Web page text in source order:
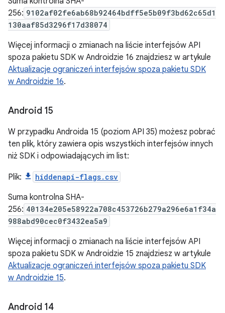
256: 9102af02fe6ab68b92464bdff5e5b09f3bd62c65d1
130aaf85d3296f17d38074
Więcej informacji o zmianach na liście interfejsów API
spoza pakietu SDK w Androidzie 16 znajdziesz w artykule
Aktualizacje ograniczeń interfejsów spoza pakietu SDK
w Androidzie 16.
Android 15
W przypadku Androida 15 (poziom API 35) możesz pobrać
ten plik, który zawiera opis wszystkich interfejsów innych
niż SDK i odpowiadających im list:
Plik: hiddenapi-flags.csv
Suma kontrolna SHA-
256: 40134e205e58922a708c453726b279a296e6a1f34a
988abd90cec0f3432ea5a9
Więcej informacji o zmianach na liście interfejsów API
spoza pakietu SDK w Androidzie 15 znajdziesz w artykule
Aktualizacje ograniczeń interfejsów spoza pakietu SDK
w Androidzie 15.
Android 14